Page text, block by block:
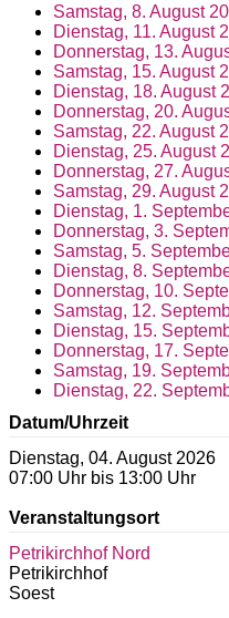
Samstag, 8. August
Dienstag, 11. August
Donnerstag, 13.
Samstag, 15. August
Dienstag, 18. August
Donnerstag, 20.
Samstag, 22. August
Dienstag, 25. August
Donnerstag, 27.
Samstag, 29. August
Dienstag, 1.
Donnerstag, 3.
Samstag, 5.
Dienstag, 8.
Donnerstag, 10.
Samstag, 12.
Dienstag, 15.
Donnerstag, 17.
Samstag, 19.
Dienstag, 22.
Datum/Uhrzeit
Dienstag, 04. August 2026
07:00 Uhr bis 13:00 Uhr
Veranstaltungsort
Petrikirchhof Nord
Petrikirchhof
Soest